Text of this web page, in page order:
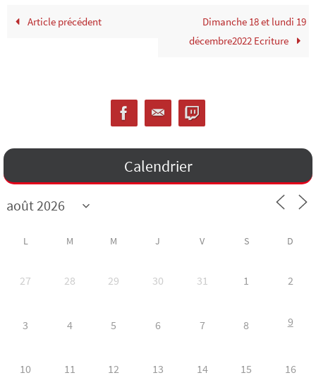
Article précédent
Dimanche 18 et lundi 19
décembre2022 Ecriture
Calendrier
L M M J V S D
27 28 29 30 31 1 2
3 4 5 6 7 8 9
10 11 12 13 14 15 16